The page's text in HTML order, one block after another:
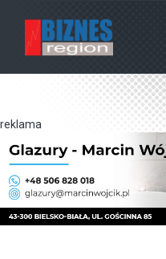
reklama